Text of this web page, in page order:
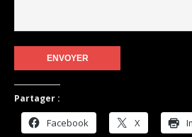
Partager :
Facebook X